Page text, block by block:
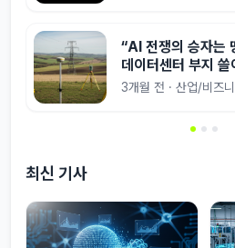
“AI 전쟁의 승자는
데이터센터 부지
3개월 전 · 산업/비즈
최신 기사